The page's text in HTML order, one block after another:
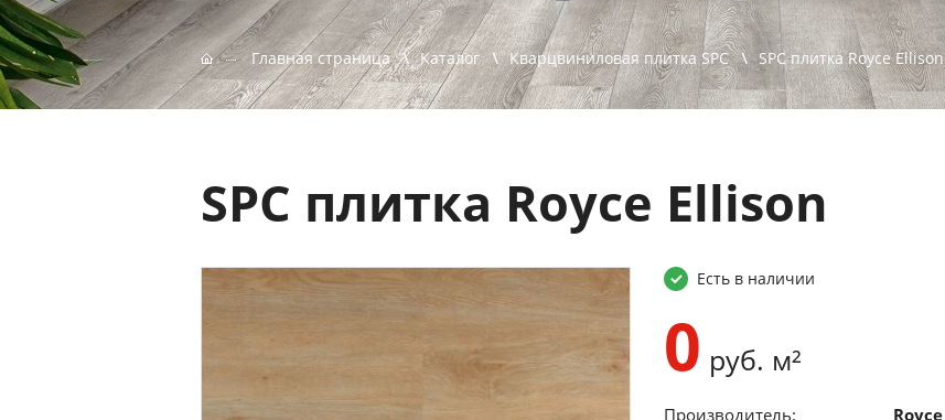
Главная страница Каталог Кварцвиниловая плитка SPC SPC плитка Royce Ellison
SPC плитка Royce Ellison
Есть в наличии
0 руб. м²
Производитель:
Royce